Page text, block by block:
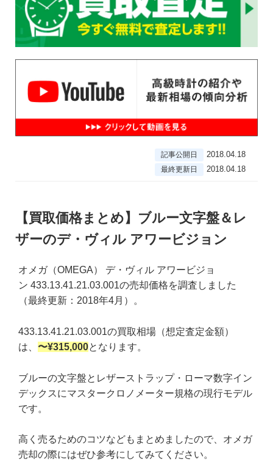
記事公開日 2018.04.18
最終更新日 2018.04.18
【買取価格まとめ】ブルー文字盤＆レ
ザーのデ・ヴィル アワービジョン
オメガ（OMEGA） デ・ヴィル アワービジョ
ン 433.13.41.21.03.001の売却価格を調査しました
（最終更新：2018年4月）。
433.13.41.21.03.001の買取相場（想定査定金額）
は、 〜¥315,000となります。
ブルーの文字盤とレザーストラップ・ローマ数字イン
デックスにマスタークロノメーター規格の現行モデル
です。
高く売るためのコツなどもまとめましたので、オメガ
売却の際にはぜひ参考にしてみてください。